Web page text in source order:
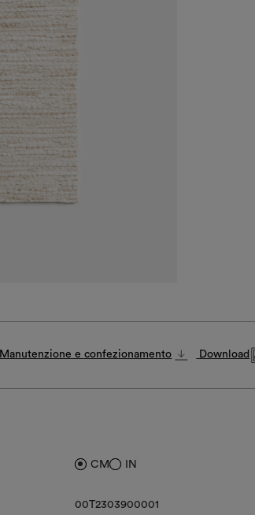
Manutenzione e confezionamento Download
CM IN
00T2303900001